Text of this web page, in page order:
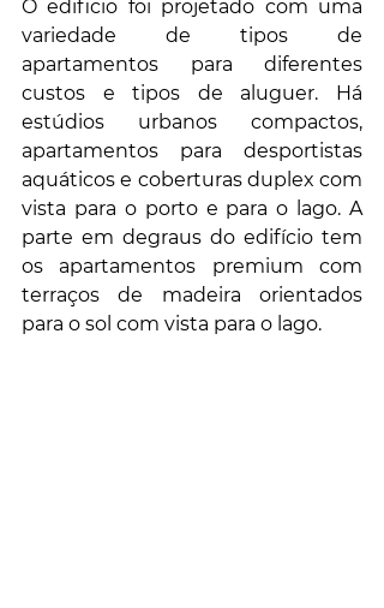
O edificio foi projetado com uma
variedade de tipos de
apartamentos para diferentes
custos e tipos de aluguer. Há
estúdios urbanos compactos,
apartamentos para desportistas
aquáticos e coberturas duplex com
vista para o porto e para o lago. A
parte em degraus do edifício tem
os apartamentos premium com
terraços de madeira orientados
para o sol com vista para o lago.